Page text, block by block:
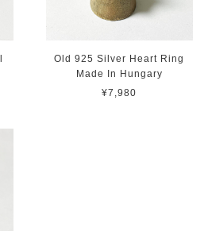
Old 925 Silver Heart Ring
Made In Hungary
¥7,980